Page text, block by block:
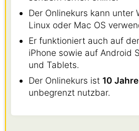
Der Onlinekurs kann unter
Linux oder Mac OS
Er funktioniert auch auf
iPhone sowie auf Android
und Tablets.
Der Onlinekurs ist 10
unbegrenzt nutzbar.